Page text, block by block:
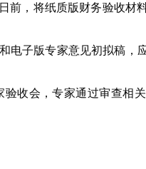
前，将纸质版财务验收材
电子版专家意见初拟稿，
收会，专家通过审查相